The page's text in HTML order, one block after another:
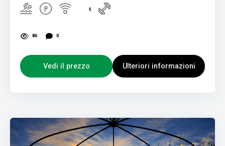
86 0
Vedi il prezzo Ulteriori informazioni